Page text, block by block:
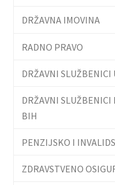
DRŽAVNA IMOVINA
RADNO PRAVO
DRŽAVNI
DRŽAVNI
BIH
PENZIJSKO I
ZDRAVSTVENO